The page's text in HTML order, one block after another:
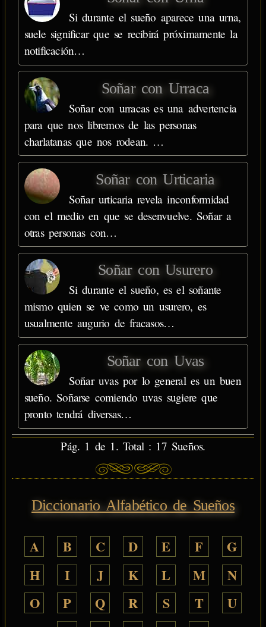
Si durante el sueño aparece una urna,
suele significar que se recibirá próximamente la
notificación…
Soñar con Urraca
Soñar con urracas es una advertencia
para que nos libremos de las personas
charlatanas que nos rodean. …
Soñar con Urticaria
Soñar urticaria revela inconformidad
con el medio en que se desenvuelve. Soñar a
otras personas con…
Soñar con Usurero
Si durante el sueño, es el soñante
mismo quien se ve como un usurero, es
usualmente augurio de fracasos…
Soñar con Uvas
Soñar uvas por lo general es un buen
sueño. Soñarse comiendo uvas sugiere que
pronto tendrá diversas…
Pág. 1 de 1. Total : 17 Sueños.
Diccionario Alfabético de Sueños
A B C D E F
G
H
I J K L M
N
O
P Q R S T
U